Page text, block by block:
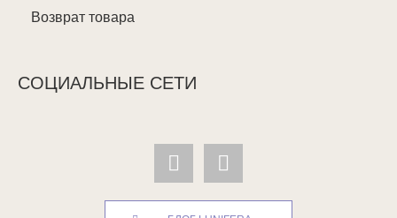
Возврат товара
СОЦИАЛЬНЫЕ СЕТИ